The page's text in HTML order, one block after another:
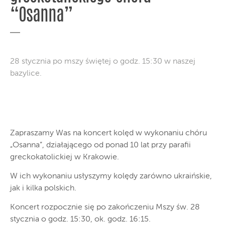
“Osanna”
28 stycznia po mszy świętej o godz. 15:30 w naszej
bazylice.
Zapraszamy Was na koncert kolęd w wykonaniu chóru
„Osanna”, działającego od ponad 10 lat przy parafii
greckokatolickiej w Krakowie.
W ich wykonaniu usłyszymy kolędy zarówno ukraińskie,
jak i kilka polskich.
Koncert rozpocznie się po zakończeniu Mszy św. 28
stycznia o godz. 15:30, ok. godz. 16:15.